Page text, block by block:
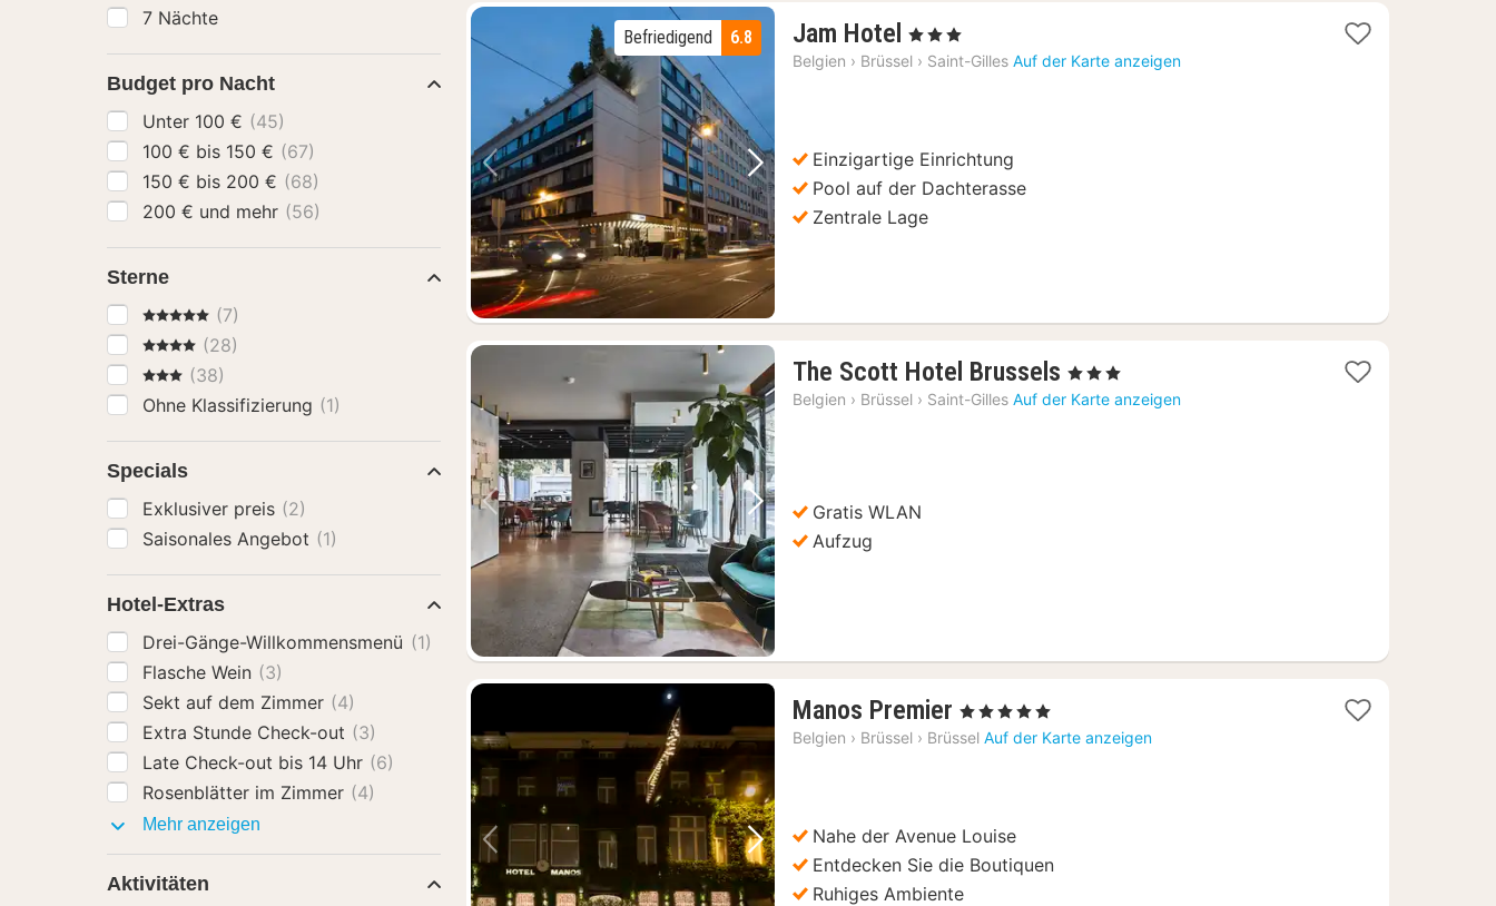
Vorheriges Bild Nächstes Bild
6.8
Befriedigend Jam Hotel 1
Nacht
, 3 Sterne
Belgien › Brüssel › Saint-Gilles Auf der Karte anzeigen
Einzigartige Einrichtung
Pool auf der Dachterasse
Zentrale Lage
Vorheriges Bild Nächstes Bild
The Scott Hotel Brussels 1
Nacht
, 3 Sterne
Belgien › Brüssel › Saint-Gilles Auf der Karte anzeigen
Gratis WLAN
Aufzug
Vorheriges Bild Nächstes Bild
Manos Premier 1
Nacht
, 5 Sterne
Belgien › Brüssel › Brüssel Auf der Karte anzeigen
Nahe der Avenue Louise
Entdecken Sie die Boutiquen
Ruhiges Ambiente
7 Nächte
Budget pro Nacht
Unter 100 € (45)
100 € bis 150 € (67)
150 € bis 200 € (68)
200 € und mehr (56)
Sterne
5 Sterne (7)
4 Sterne(28)
3 Sterne
(38)
Ohne Klassifizierung (1)
Specials
Exklusiver preis (2)
Saisonales Angebot (1)
Hotel-Extras
Drei-Gänge-Willkommensmenü (1)
Flasche Wein (3)
Sekt auf dem Zimmer (4)
Extra Stunde Check-out (3)
Late Check-out bis 14 Uhr (6)
Rosenblätter im Zimmer (4)
Mehr anzeigen
Aktivitäten